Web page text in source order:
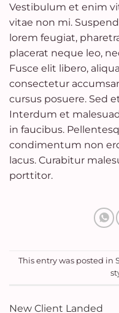
Vestibulum et enim
vitae non mi.
lorem feugiat,
placerat neque leo,
Fusce elit libero,
consectetur
cursus posuere. Sed
Interdum et
in faucibus.
condimentum non
lacus. Curabitur
porttitor.
This entry was posted in
New Client Landed